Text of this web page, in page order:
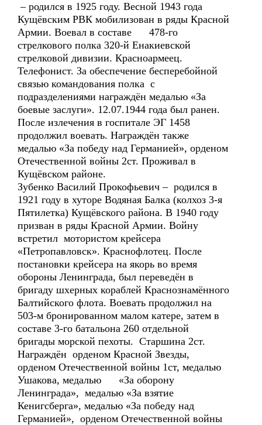
– родился в 1925 году. Весной 1943 года
Кущёвским РВК мобилизован в ряды Красной
Армии. Воевал в составе 478-го
стрелкового полка 320-й Енакиевской
стрелковой дивизии. Красноармеец.
Телефонист. За обеспечение бесперебойной
связью командования полка с
подразделениями награждён медалью «За
боевые заслуги». 12.07.1944 года был ранен.
После излечения в госпитале ЭГ 1458
продолжил воевать. Награждён также
медалью «За победу над Германией», орденом
Отечественной войны 2ст. Проживал в
Кущёвском районе.
Зубенко Василий Прокофьевич – родился в
1921 году в хуторе Водяная Балка (колхоз 3-я
Пятилетка) Кущёвского района. В 1940 году
призван в ряды Красной Армии. Войну
встретил мотористом крейсера
«Петропавловск». Краснофлотец. После
постановки крейсера на якорь во время
обороны Ленинграда, был переведён в
бригаду шхерных кораблей Краснознамённого
Балтийского флота. Воевать продолжил на
503-м бронированном малом катере, затем в
составе 3-го батальона 260 отдельной
бригады морской пехоты. Старшина 2ст.
Награждён орденом Красной Звезды,
орденом Отечественной войны 1ст, медалью
Ушакова, медалью «За оборону
Ленинграда», медалью «За взятие
Кенигсберга», медалью «За победу над
Германией», орденом Отечественной войны